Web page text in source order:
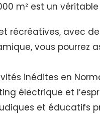
m² est un
récréatives, avec
vous
inédites en
électrique et
et éducatifs